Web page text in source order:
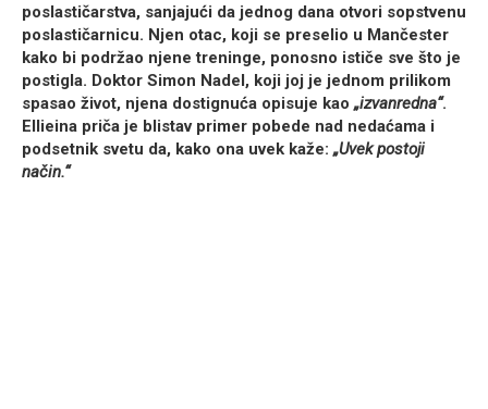
poslastičarstva, sanjajući da jednog dana otvori sopstvenu
poslastičarnicu. Njen otac, koji se preselio u Mančester
kako bi podržao njene treninge, ponosno ističe sve što je
postigla. Doktor Simon Nadel, koji joj je jednom prilikom
spasao život, njena dostignuća opisuje kao „izvanredna“.
Ellieina priča je blistav primer pobede nad nedaćama i
podsetnik svetu da, kako ona uvek kaže: „Uvek postoji
način.“